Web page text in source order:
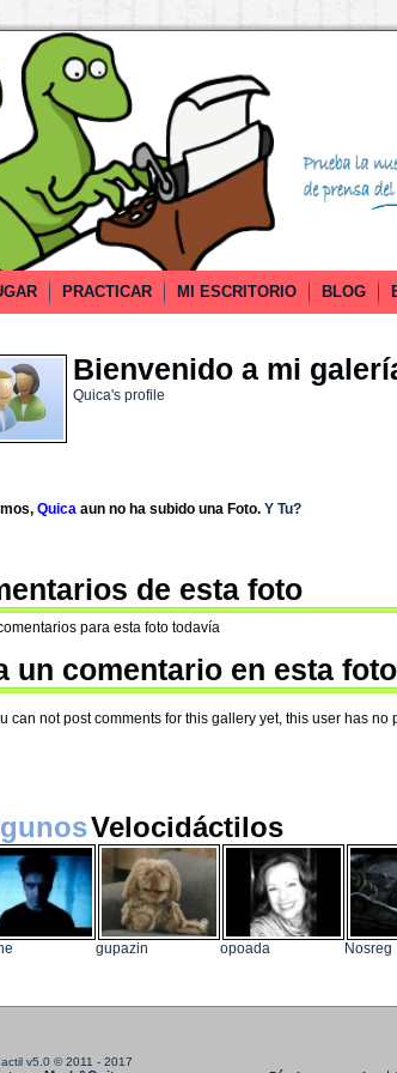
PRACTICAR MI ESCRITORIO BLOG
Bienvenido a mi
Quica's profile
Quicaaun no ha subido una Foto. Y Tu?
de esta foto
para esta foto todavía
un comentario en esta foto
can not post comments for this gallery yet, this user has no
Velocidáctilos
gupazin opoada Nosreg
v5.0 © 2011 - 2017